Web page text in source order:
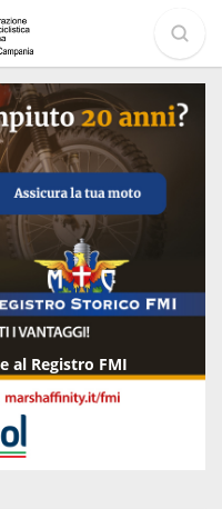
al Registro FMI